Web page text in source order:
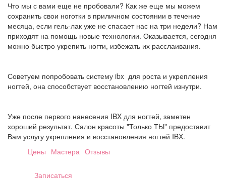
Что мы с вами еще не пробовали? Как же еще мы можем
сохранить свои ноготки в приличном состоянии в течение
месяца, если гель-лак уже не спасает нас на три недели? Нам
приходят на помощь новые технологии. Оказывается, сегодня
можно быстро укрепить ногти, избежать их расслаивания.
Советуем попробовать систему ibx для роста и укрепления
ногтей, она способствует восстановлению ногтей изнутри.
Уже после первого нанесения IBX для ногтей, заметен
хороший результат. Салон красоты "Только ТЫ" предоставит
Вам услугу укрепления и восстановления ногтей IBX.
Цены Мастера Отзывы
Записаться